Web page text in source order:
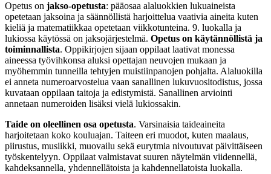
Opetus on jakso-opetusta: pääosaa alaluokkien lukuaineista
opetetaan jaksoina ja säännöllistä harjoittelua vaativia aineita kuten
kieliä ja matematiikkaa opetetaan viikkotunteina. 9. luokalla ja
lukiossa käytössä on jaksojärjestelmä. Opetus on käytännöllistä ja
toiminnallista. Oppikirjojen sijaan oppilaat laativat monessa
aineessa työvihkonsa aluksi opettajan neuvojen mukaan ja
myöhemmin tunneilla tehtyjen muistiinpanojen pohjalta. Alaluokilla
ei anneta numeroarvostelua vaan sanallinen lukuvuositodistus, jossa
kuvataan oppilaan taitoja ja edistymistä. Sanallinen arviointi
annetaan numeroiden lisäksi vielä lukiossakin.
Taide on oleellinen osa opetusta. Varsinaisia taideaineita
harjoitetaan koko kouluajan. Taiteen eri muodot, kuten maalaus,
piirustus, musiikki, muovailu sekä eurytmia nivoutuvat päivittäiseen
työskentelyyn. Oppilaat valmistavat suuren näytelmän viidennellä,
kahdeksannella, yhdennellätoista ja kahdennellatoista luokalla.